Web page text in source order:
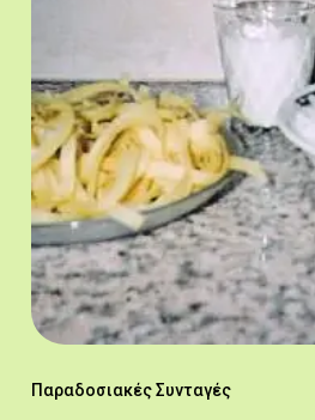
Παραδοσιακές Συνταγές